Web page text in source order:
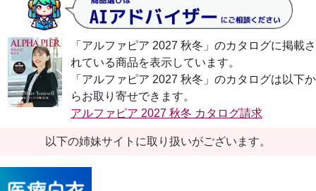
「アルファピア 2027 秋冬」のカタログに掲載さ
れている商品を表示しています。
「アルファピア 2027 秋冬」のカタログは以下か
らお取り寄せできます。
アルファピア 2027 秋冬 カタログ請求
以下の姉妹サイトに取り扱いがございます。